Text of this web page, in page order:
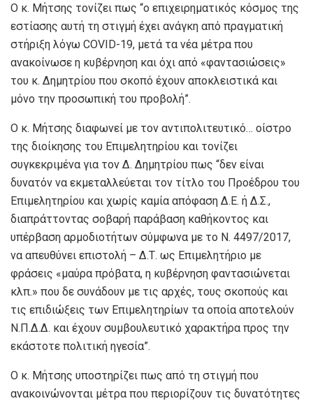
Ο κ. Μήτσης τονίζει πως “ο επιχειρηματικός κόσμος της
εστίασης αυτή τη στιγμή έχει ανάγκη από πραγματική
στήριξη λόγω COVID-19, μετά τα νέα μέτρα που
ανακοίνωσε η κυβέρνηση και όχι από «φαντασιώσεις»
του κ. Δημητρίου που σκοπό έχουν αποκλειστικά και
μόνο την προσωπική του προβολή”.
Ο κ. Μήτσης διαφωνεί με τον αντιπολιτευτικό… οίστρο
της διοίκησης του Επιμελητηρίου και τονίζει
συγκεκριμένα για τον Δ. Δημητρίου πως “δεν είναι
δυνατόν να εκμεταλλεύεται τον τίτλο του Προέδρου του
Επιμελητηρίου και χωρίς καμία απόφαση Δ.Ε. ή Δ.Σ.,
διαπράττοντας σοβαρή παράβαση καθήκοντος και
υπέρβαση αρμοδιοτήτων σύμφωνα με το Ν. 4497/2017,
να απευθύνει επιστολή – Δ.Τ. ως Επιμελητήριο με
φράσεις «μαύρα πρόβατα, η κυβέρνηση φαντασιώνεται
κλπ.» που δε συνάδουν με τις αρχές, τους σκοπούς και
τις επιδιώξεις των Επιμελητηρίων τα οποία αποτελούν
Ν.Π.Δ.Δ. και έχουν συμβουλευτικό χαρακτήρα προς την
εκάστοτε πολιτική ηγεσία”.
Ο κ. Μήτσης υποστηρίζει πως από τη στιγμή που
ανακοινώνονται μέτρα που περιορίζουν τις δυνατότητες